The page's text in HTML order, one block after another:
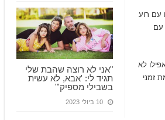
"אני לא רוצה שהבת שלי
תגיד לי: 'אבא, לא עשית
בשבילי מספיק'"
10 ביולי 2023
עם רוע
עם
לא
זמני